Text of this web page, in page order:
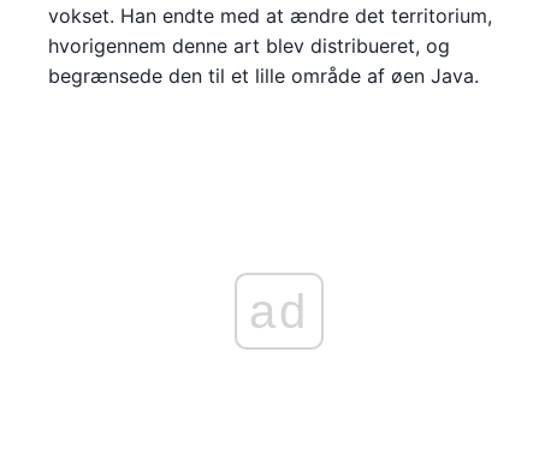
vokset. Han endte med at ændre det territorium,
hvorigennem denne art blev distribueret, og
begrænsede den til et lille område af øen Java.
ad